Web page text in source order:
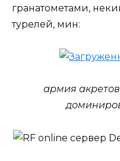
гранатометами,
турелей, мин:
армия